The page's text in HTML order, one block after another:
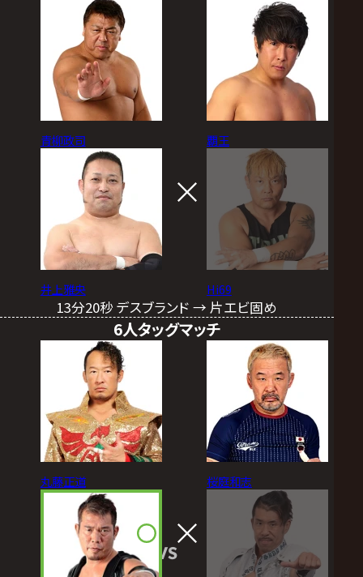
青柳政司
井上雅央
覇王
Hi69
13分20秒 デスブランド → 片エビ固め
6人タッグマッチ
丸藤正道
VS
桜庭和志